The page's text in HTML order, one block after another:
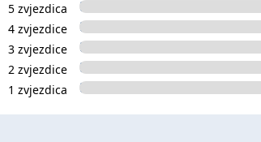
5 zvjezdica
4 zvjezdice
3 zvjezdice
2 zvjezdice
1 zvjezdica